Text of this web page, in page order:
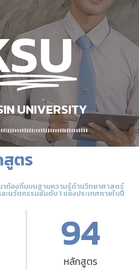
UNIVERSITY
ตร
ท้องถิ่นบนฐานความรู้ด้านวิทยาศาสตร์
ะนวัตกรรมอันดับ 1 ของประเทศภายในปี
94
หลักสูตร